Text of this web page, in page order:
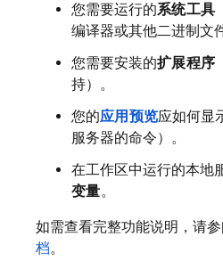
您需要运行的系统工具
编译器或其他二进制文
您需要安装的扩展程序
持）。
您的应用预览应如何显
服务器的命令）。
在工作区中运行的本地
变量。
如需查看完整功能说明，请参
档。